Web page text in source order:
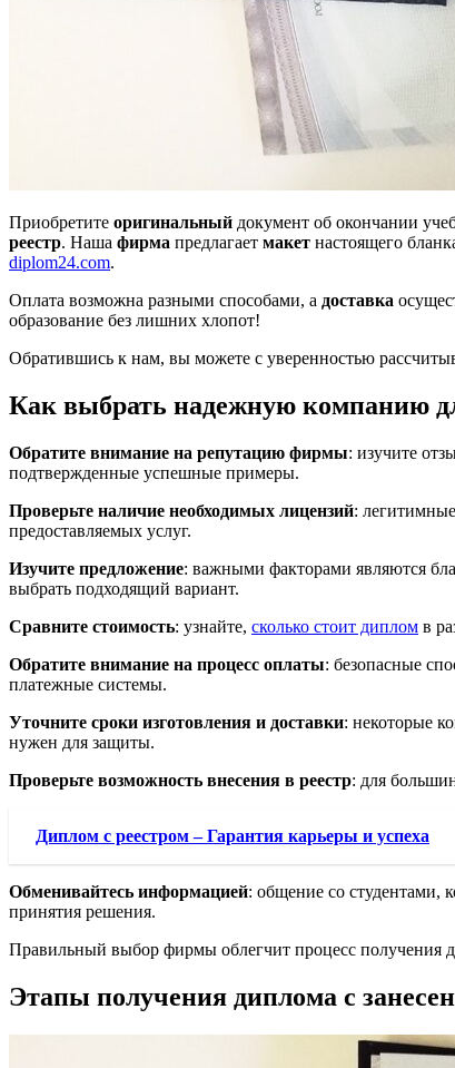
Приобретите оригинальный документ об окончании
реестр. Наша фирма предлагает макет настоящего
diplom24.com.
Оплата возможна разными способами, а доставка
образование без лишних хлопот!
Обратившись к нам, вы можете с уверенностью
Как выбрать надежную компанию
Обратите внимание на репутацию фирмы: изучите
подтвержденные успешные примеры.
Проверьте наличие необходимых лицензий:
предоставляемых услуг.
Изучите предложение: важными факторами являются
выбрать подходящий вариант.
Сравните стоимость: узнайте, сколько стоит диплом в
Обратите внимание на процесс оплаты: безопасные
платежные системы.
Уточните сроки изготовления и доставки: некоторые
нужен для защиты.
Проверьте возможность внесения в реестр: для
Диплом с реестром – Гарантия карьеры и успеха
Обменивайтесь информацией: общение со студентами,
принятия решения.
Правильный выбор фирмы облегчит процесс получения
Этапы получения диплома с